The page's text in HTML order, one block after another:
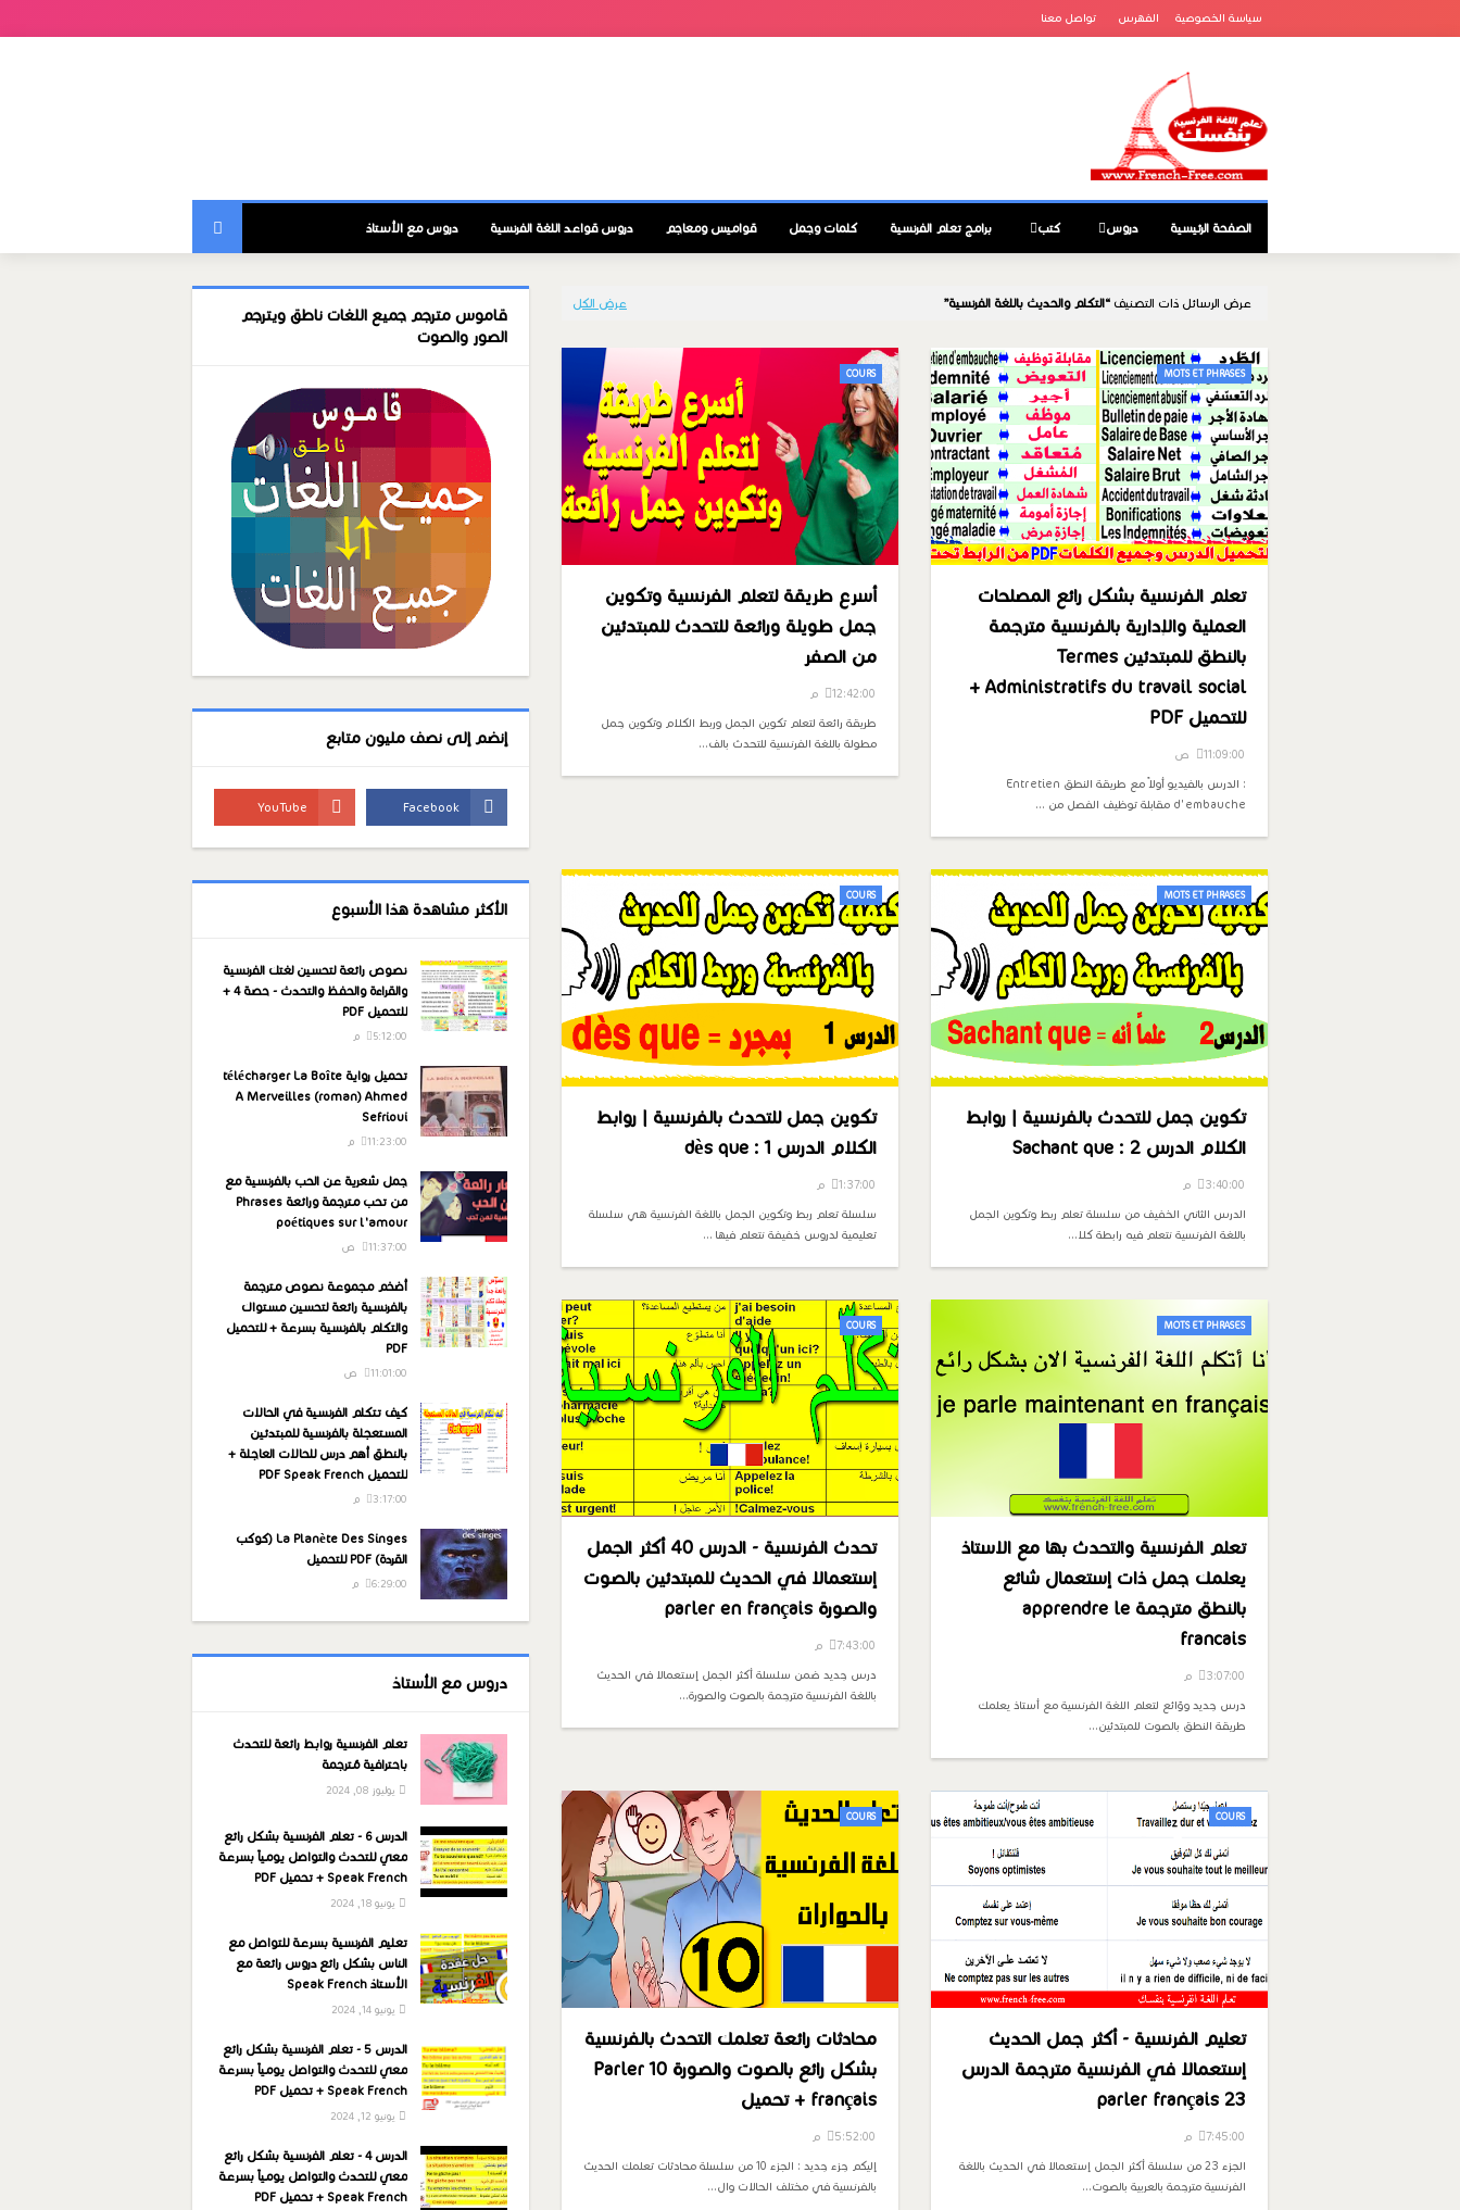
سياسة الخصوصية الفهرس تواصل معنا
الصفحة الرئيسية دروس كتب برامج تعلم الفرنسية كلمات وجمل قواميس ومعاجم دروس قواعد اللغة الفرنسية دروس مع الأستاذ
عرض الرسائل ذات التصنيف التكلم والحديث باللغة الفرنسية عرض الكل
MOTS ET PHRASES
تعلم الفرنسية بشكل رائع المصلحات
العملية والإدارية بالفرنسية مترجمة
بالنطق للمبتدئين Termes
Administratifs du travail social +
للتحميل PDF
11:09:00 ص
: الدرس بالفيديو أولاً مع طريقة النطق Entretien
d'embauche مقابلة توظيف الفصل من …
COURS
أسرع طريقة لتعلم الفرنسية وتكوين
جمل طويلة ورائعة للتحدث للمبتدئين
من الصفر
12:42:00 م
طريقة رائعة لتعلم تكوين الجمل وربط الكلام وتكوين جمل
مطولة باللغة الفرنسية للتحدث بالف…
MOTS ET PHRASES
تكوين جمل للتحدث بالفرنسية | روابط
الكلام الدرس 2 : Sachant que
3:40:00 م
الدرس الثاني الخفيف من سلسلة تعلم ربط وتكوين الجمل
باللغة الفرنسية نتعلم فيه رابطة كلا…
COURS
تكوين جمل للتحدث بالفرنسية | روابط
الكلام الدرس 1 : dès que
1:37:00 م
سلسلة تعلم ربط وتكوين الجمل باللغة الفرنسية هي سلسلة
تعليمية لدروس خفيفة نتعلم فيها …
MOTS ET PHRASES
تعلم الفرنسية والتحدث بها مع الاستاذ
يعلمك جمل ذات إستعمال شائع
بالنطق مترجمة apprendre le
francais
3:07:00 م
درس جديد وؤائع لتعلم اللغة الفرنسية مع أستاذ يعلمك
طريقة النطق بالصوت للمبتدئين…
COURS
تحدث الفرنسية - الدرس 40 أكثر الجمل
إستعمالا في الحديث للمبتدئين بالصوت
والصورة parler en français
7:43:00 م
درس جديد ضمن سلسلة أكثر الجمل إستعمالا في الحديث
باللغة الفرنسية مترجمة بالصوت والصورة…
COURS
تعليم الفرنسية - أكثر جمل الحديث
إستعمالا في الفرنسية مترجمة الدرس
23 parler français
7:45:00 م
الجزء 23 من سلسلة أكثر الجمل إستعمالا في الحديث باللغة
الفرنسية مترجمة بالعربية بالصوت…
COURS
محادثات رائعة تعلمك التحدث بالفرنسية
بشكل رائع بالصوت والصورة 10 Parler
français + تحميل
5:52:00 م
إليكم جزء جديد : الجزء 10 من سلسلة محادثات تعلمك الحديث
بالفرنسية في مختلف الحالات وال…
قاموس مترجم جميع اللغات ناطق ويترجم
الصور والصوت
إنضم إلى نصف مليون متابع
الأكثر مشاهدة هذا الأسبوع
نصوص رائعة لتحسين لغتك الفرنسية
والقراءة والحفظ والتحدث - حصة 4 +
للتحميل PDF
5:12:00 م
تحميل رواية télécharger La Boîte
A Merveilles (roman) Ahmed
Sefrioui
11:23:00 م
جمل شعرية عن الحب بالفرنسية مع
من تحب مترجمة ورائعة Phrases
poétiques sur l'amour
11:37:00 ص
أضخم مجموعة نصوص مترجمة
بالفرنسية رائعة لتحسين مستواك
والتكلم بالفرنسية بسرعة + للتحميل
PDF
11:01:00 ص
كيف تتكلم الفرنسية في الحالات
المستعجلة بالفرنسية للمبتدئين
بالنطق أهم درس للحالات العاجلة +
للتحميل PDF Speak French
3:17:00 م
La Planète Des Singes (كوكب
القردة) PDF للتحميل
6:29:00 م
دروس مع الأستاذ
تعلم الفرنسية روابط رائعة للتحدث
باحترافية مُترجمة
يوليوز 08, 2024
الدرس 6 - تعلم الفرنسية بشكل رائع
معي للتحدث والتواصل يومياً بسرعة
Speak French + تحميل PDF
يونيو 18, 2024
تعليم الفرنسية بسرعة للتواصل مع
الناس بشكل رائع دروس رائعة مع
الأستاذ Speak French
يونيو 14, 2024
الدرس 5 - تعلم الفرنسية بشكل رائع
معي للتحدث والتواصل يومياً بسرعة
Speak French + تحميل PDF
يونيو 12, 2024
الدرس 4 - تعلم الفرنسية بشكل رائع
معي للتحدث والتواصل يومياً بسرعة
Speak French + تحميل PDF